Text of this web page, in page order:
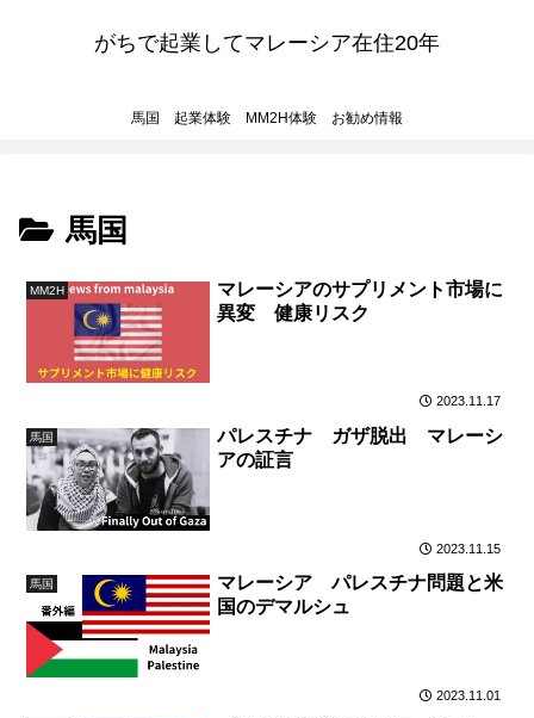
がちで起業してマレーシア在住20年
馬国 起業体験 MM2H体験 お勧め情報
馬国
MM2H
マレーシアのサプリメント市場に
異変 健康リスク
2023.11.17
馬国
パレスチナ ガザ脱出 マレーシ
アの証言
2023.11.15
馬国
マレーシア パレスチナ問題と米
国のデマルシュ
2023.11.01